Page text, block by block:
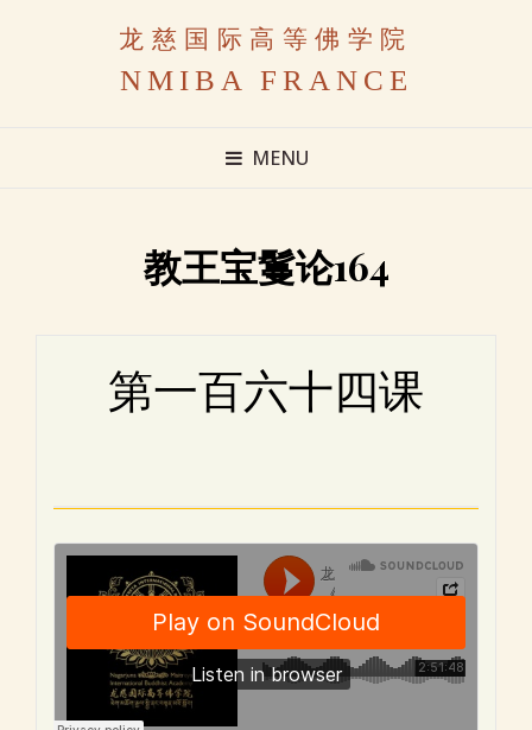
龙慈国际高等佛学院
NMIBA FRANCE
MENU
教王宝鬘论164
第一百六十四课